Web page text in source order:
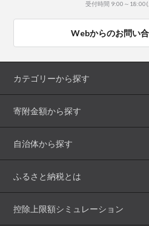
受付時間 9:00～18:00(
Webからのお問い
カテゴリーから探す
寄附金額から探す
自治体から探す
ふるさと納税とは
控除上限額シミュレーション